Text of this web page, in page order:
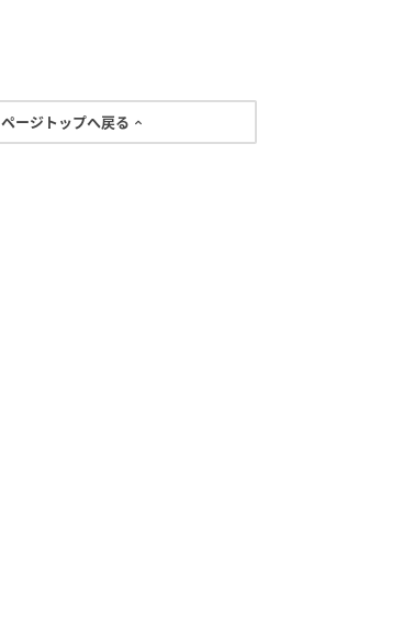
ページトップへ戻る